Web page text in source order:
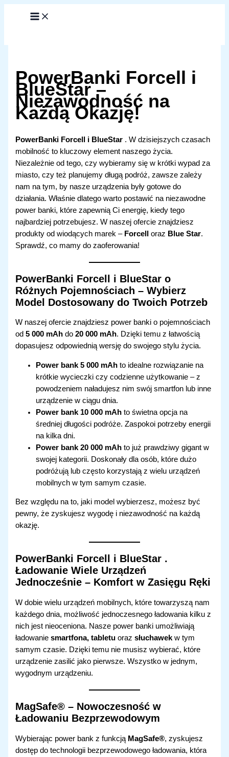
PowerBanki Forcell i
BlueStar –
Niezawodność na
Każdą Okazję!
PowerBanki Forcell i BlueStar . W dzisiejszych czasach
mobilność to kluczowy element naszego życia.
Niezależnie od tego, czy wybieramy się w krótki wypad za
miasto, czy też planujemy długą podróż, zawsze zależy
nam na tym, by nasze urządzenia były gotowe do
działania. Właśnie dlatego warto postawić na niezawodne
power banki, które zapewnią Ci energię, kiedy tego
najbardziej potrzebujesz. W naszej ofercie znajdziesz
produkty od wiodących marek – Forcell oraz Blue Star.
Sprawdź, co mamy do zaoferowania!
PowerBanki Forcell i BlueStaro
Różnych Pojemnościach – Wybierz
Model Dostosowany do Twoich Potrzeb
W naszej ofercie znajdziesz power banki o pojemnościach
od5 000 mAh do20 000 mAh. Dzięki temu z łatwością
dopasujesz odpowiednią wersję do swojego stylu życia.
Power bank 5 000 mAh to idealne rozwiązanie na
krótkie wycieczki czy codzienne użytkowanie – z
powodzeniem naładujesz nim swój smartfon lub inne
urządzenie w ciągu dnia.
Power bank 10 000 mAh to świetna opcja na
średniej długości podróże. Zaspokoi potrzeby energii
na kilka dni.
Power bank 20 000 mAh to już prawdziwy gigant w
swojej kategorii. Doskonały dla osób, które dużo
podróżują lub często korzystają z wielu urządzeń
mobilnych w tym samym czasie.
Bez względu na to, jaki model wybierzesz, możesz być
pewny, że zyskujesz wygodę i niezawodność na każdą
okazję.
PowerBanki Forcell i BlueStar .
Ładowanie Wiele Urządzeń
Jednocześnie – Komfort w Zasięgu Ręki
W dobie wielu urządzeń mobilnych, które towarzyszą nam
każdego dnia, możliwość jednoczesnego ładowania kilku z
nich jest nieoceniona. Nasze power banki umożliwiają
ładowaniesmartfona, tabletu orazsłuchawek w tym
samym czasie. Dzięki temu nie musisz wybierać, które
urządzenie zasilić jako pierwsze. Wszystko w jednym,
wygodnym urządzeniu.
MagSafe® – Nowoczesność w
Ładowaniu Bezprzewodowym
Wybierając power bank z funkcją MagSafe®, zyskujesz
dostęp do technologii bezprzewodowego ładowania, która